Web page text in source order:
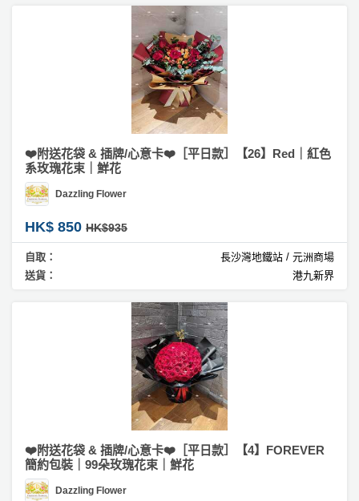
❤️附送花袋 & 插牌/心意卡❤️［平日款］【26】Red｜紅色
系玫瑰花束｜鮮花
Dazzling Flower
HK$ 850 HK$935
自取：
長沙灣地鐵站 / 元洲商場
送貨：
港九新界
❤️附送花袋 & 插牌/心意卡❤️［平日款］【4】FOREVER
簡約包裝｜99朵玫瑰花束｜鮮花
Dazzling Flower